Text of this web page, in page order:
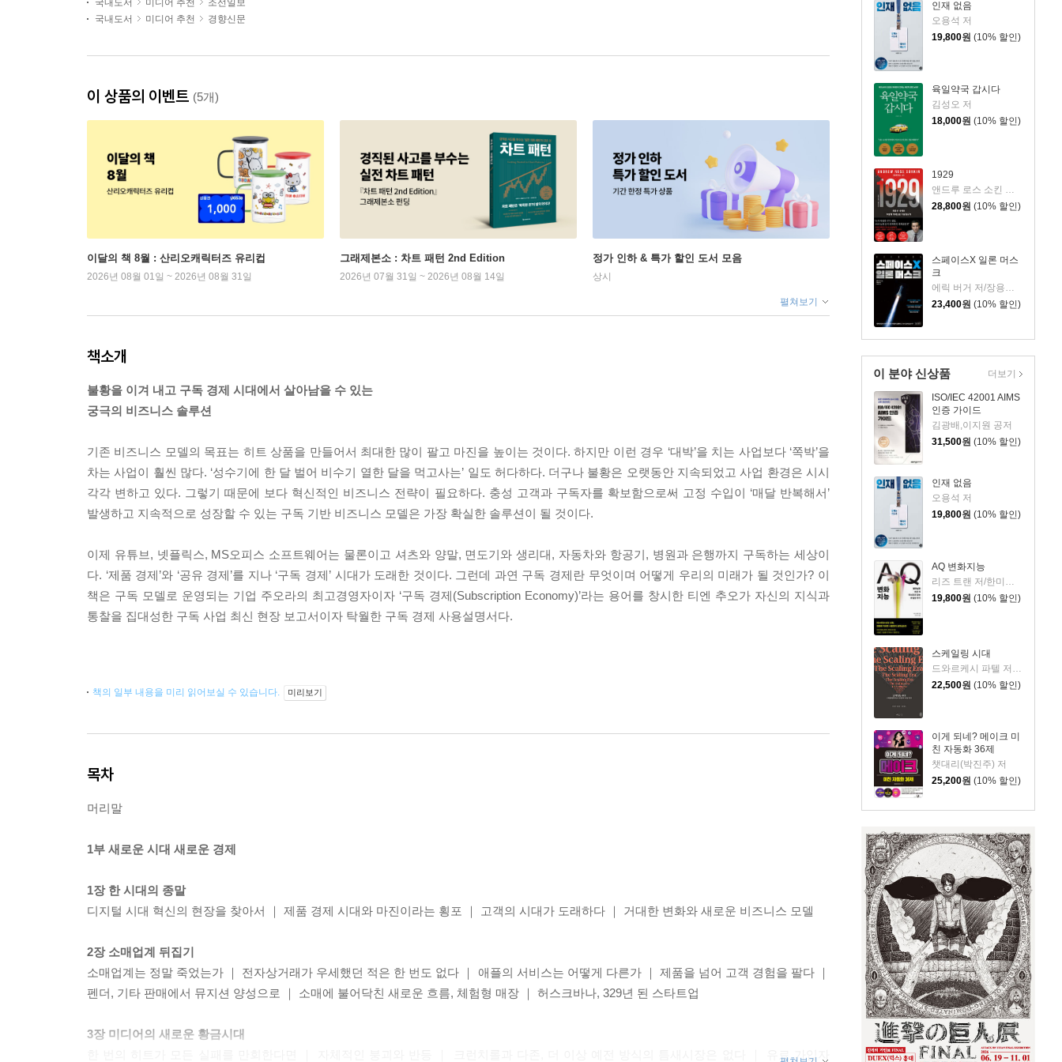
인재 없음
오용석 저
19,800원 (10% 할인)
육일약국 갑시다
김성오 저
18,000원 (10% 할인)
1929
앤드루 로스 소킨 저/조용빈 역/신현호 감수
28,800원 (10% 할인)
스페이스X 일론 머스
크
에릭 버거 저/장용원 역/서성현 감수
23,400원 (10% 할인)
이 분야 신상품
ISO/IEC 42001 AIMS
인증 가이드
김광배,이지원 공저
31,500원 (10% 할인)
인재 없음
오용석 저
19,800원 (10% 할인)
AQ 변화지능
리즈 트랜 저/한미선 역
19,800원 (10% 할인)
스케일링 시대
22,500원 (10% 할인)
이게 되네? 메이크 미
친 자동화 36제
챗대리(박진주) 저
25,200원 (10% 할인)
더보기
국내도서 미디어 추천
조선일보
국내도서
미디어 추천 경향신문
이 상품의 이벤트 (5개)
이달의 책 8월 : 산리오캐릭터즈 유리컵
2026년 08월 01일 ~ 2026년 08월 31일
그래제본소 : 차트 패턴 2nd Edition
2026년 07월 31일 ~ 2026년 08월 14일
정가 인하 & 특가 할인 도서 모음
상시
펼쳐보기
책소개
불황을 이겨 내고 구독 경제 시대에서 살아남을 수 있는
궁극의 비즈니스 솔루션
기존 비즈니스 모델의 목표는 히트 상품을 만들어서 최대한 많이 팔고 마진을 높이는 것이다. 하지만 이런 경우 ‘대박’을 치는 사업보다 ‘쪽박’을
차는 사업이 훨씬 많다. ‘성수기에 한 달 벌어 비수기 열한 달을 먹고사는’ 일도 허다하다. 더구나 불황은 오랫동안 지속되었고 사업 환경은 시시
각각 변하고 있다. 그렇기 때문에 보다 혁신적인 비즈니스 전략이 필요하다. 충성 고객과 구독자를 확보함으로써 고정 수입이 ‘매달 반복해서’
발생하고 지속적으로 성장할 수 있는 구독 기반 비즈니스 모델은 가장 확실한 솔루션이 될 것이다.
이제 유튜브, 넷플릭스, MS오피스 소프트웨어는 물론이고 셔츠와 양말, 면도기와 생리대, 자동차와 항공기, 병원과 은행까지 구독하는 세상이
다. ‘제품 경제’와 ‘공유 경제’를 지나 ‘구독 경제’ 시대가 도래한 것이다. 그런데 과연 구독 경제란 무엇이며 어떻게 우리의 미래가 될 것인가? 이
책은 구독 모델로 운영되는 기업 주오라의 최고경영자이자 ‘구독 경제(Subscription Economy)’라는 용어를 창시한 티엔 추오가 자신의 지식과
통찰을 집대성한 구독 사업 최신 현장 보고서이자 탁월한 구독 경제 사용설명서다.
책의 일부 내용을 미리 읽어보실 수 있습니다. 미리보기
목차
머리말
1부 새로운 시대 새로운 경제
1장 한 시대의 종말
디지털 시대 혁신의 현장을 찾아서 ｜ 제품 경제 시대와 마진이라는 횡포 ｜ 고객의 시대가 도래하다 ｜ 거대한 변화와 새로운 비즈니스 모델
2장 소매업계 뒤집기
소매업계는 정말 죽었는가 ｜ 전자상거래가 우세했던 적은 한 번도 없다 ｜ 애플의 서비스는 어떻게 다른가 ｜ 제품을 넘어 고객 경험을 팔다 ｜
펜더, 기타 판매에서 뮤지션 양성으로 ｜ 소매에 불어닥친 새로운 흐름, 체험형 매장 ｜ 허스크바나, 329년 된 스타트업
3장 미디어의 새로운 황금시대
한 번의 히트가 모든 실패를 만회한다면 ｜ 자체적인 붕괴와 반등 ｜ 크런치롤과 다존, 더 이상 예전 방식의 틈새시장은 없다 ｜ 유료 가입자